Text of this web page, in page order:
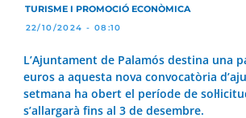
TURISME I PROMOCIÓ ECONÒMICA
22/10/2024 - 08:10
L’Ajuntament de Palamós destina una
euros a aquesta nova convocatòria
setmana ha obert el període de
s’allargarà fins al 3 de desembre.